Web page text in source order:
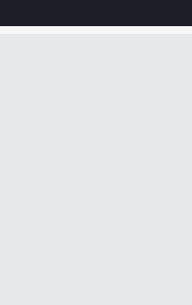
aktuell